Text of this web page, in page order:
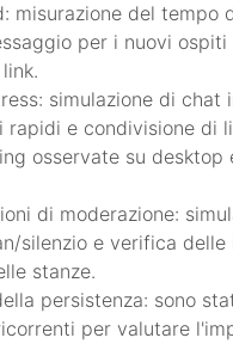
misurazione del tempo
per i nuovi
simulazione di chat
rapidi e condivisione di
osservate su desktop
di moderazione:
silenzio e verifica delle
stanze.
persistenza: sono
per valutare